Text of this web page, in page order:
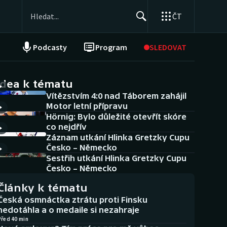
ČT
Podcasty Program SLEDOVAT
NEPŘEHLÉDNĚTE
Historické návraty
Aplikace ČT sport
AZ kvíz
k tématu
Vítězstvím 4:0 nad Táborem zahájil
Motor letní přípravu
Hörnig: Bylo důležité otevřít skóre
co nejdřív
Záznam utkání Hlinka Gretzky Cupu
Česko – Německo
Sestřih utkání Hlinka Gretzky Cupu
Česko – Německo
k tématu
osmnáctka ztrátu proti Finsku
a o medaile si nezahraje
40 min